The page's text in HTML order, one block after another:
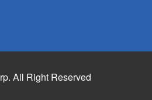
All Right Reserved